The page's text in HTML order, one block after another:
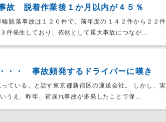
故 脱着作業後１か月以内が４５％
脱落事故は１２０件で、前年度の１４２件から２２件
件発生しており、依然として重大事故につなが…
・・ 事故頻発するドライバーに嘆き
ている」と話す東京都新宿区の運送会社。 しかし、実
うえ、昨年、荷崩れ事故が多発したことで保…